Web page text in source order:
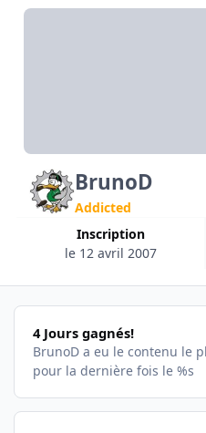
BrunoD
Addicted
Inscription
le 12 avril 2007
4 Jours gagnés!
4 Jours gagnés!
BrunoD a eu le contenu le
pour la dernière fois le %s